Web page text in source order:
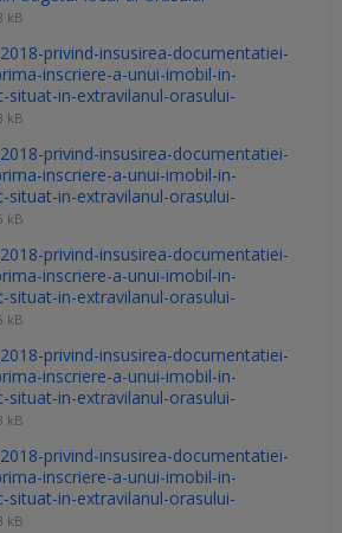
kB
privind-insusirea-documentatiei-
inscriere-a-unui-imobil-in-
situat-in-extravilanul-orasului-
kB
privind-insusirea-documentatiei-
inscriere-a-unui-imobil-in-
situat-in-extravilanul-orasului-
kB
privind-insusirea-documentatiei-
inscriere-a-unui-imobil-in-
situat-in-extravilanul-orasului-
kB
privind-insusirea-documentatiei-
inscriere-a-unui-imobil-in-
situat-in-extravilanul-orasului-
kB
privind-insusirea-documentatiei-
inscriere-a-unui-imobil-in-
situat-in-extravilanul-orasului-
kB